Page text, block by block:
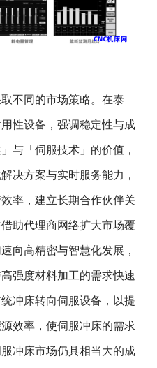
不同的市场策略。在泰
性设备，强调稳定性与成
与「伺服技术」的价值，
决方案与实时服务能力，
率，建立长期合作伙伴关
助代理商网络扩大市场覆
向高精密与智慧化发展，
强度材料加工的需求快速
冲床转向伺服设备，以提
效率，使伺服冲床的需求
冲床市场仍具相当大的成